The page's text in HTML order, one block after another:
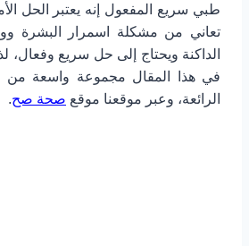
طبي سريع المفعول إنه يعتبر الحل
تعاني من مشكلة اسمرار البشرة
الداكنة ويحتاج إلى حل سريع
في هذا المقال مجموعة واسعة من
الرائعة، وعبر موقعنا موقع صحة صح.